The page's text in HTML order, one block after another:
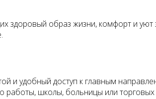
здоровый образ жизни, комфорт и
удобный доступ к главным
работы, школы, больницы или торговых